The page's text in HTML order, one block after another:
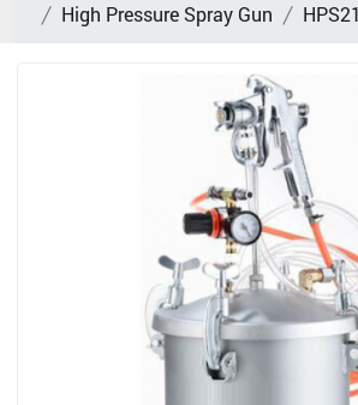
High Pressure Spray Gun